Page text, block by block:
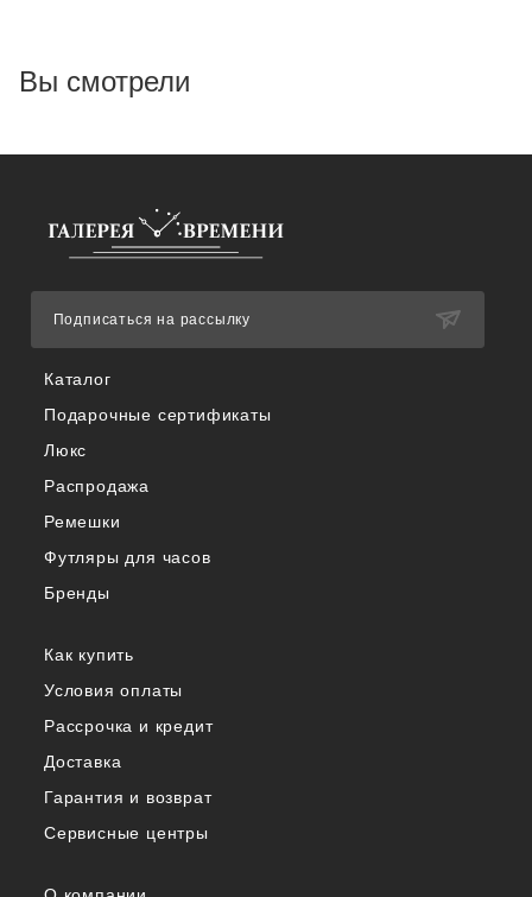
Вы смотрели
Каталог
Подарочные сертификаты
Люкс
Распродажа
Ремешки
Футляры для часов
Бренды
Как купить
Условия оплаты
Рассрочка и кредит
Доставка
Гарантия и возврат
Сервисные центры
Подписаться на рассылку